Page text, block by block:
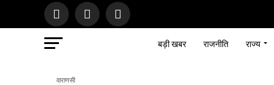
बड़ी खबर राजनीति राज्य
वाराणसी